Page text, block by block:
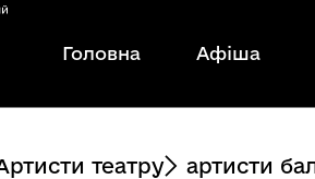
Головна Афіша
театру артисти